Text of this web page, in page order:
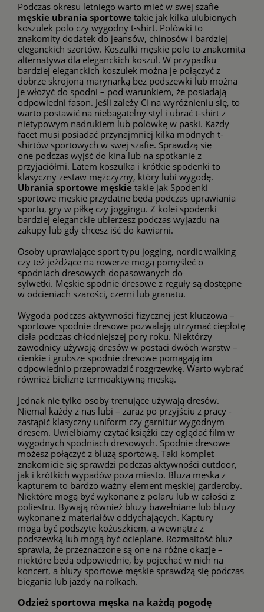
Podczas okresu letniego warto mieć w swej szafie
męskie ubrania sportowe takie jak kilka ulubionych
koszulek polo czy wygodny t-shirt. Polówki to
znakomity dodatek do jeansów, chinosów i bardziej
eleganckich szortów. Koszulki męskie polo to znakomita
alternatywa dla eleganckich koszul. W przypadku
bardziej eleganckich koszulek można je połączyć z
dobrze skrojoną marynarką bez podszewki lub można
je włożyć do spodni – pod warunkiem, że posiadają
odpowiedni fason. Jeśli zależy Ci na wyróżnieniu się, to
warto postawić na niebagatelny styl i ubrać t-shirt z
nietypowym nadrukiem lub polówkę w paski. Każdy
facet musi posiadać przynajmniej kilka modnych t-
shirtów sportowych w swej szafie. Sprawdzą się
one podczas wyjść do kina lub na spotkanie z
przyjaciółmi. Latem koszulka i krótkie spodenki to
klasyczny zestaw mężczyzny, który lubi wygodę.
Ubrania sportowe męskie takie jak Spodenki
sportowe męskie przydatne będą podczas uprawiania
sportu, gry w piłkę czy joggingu. Z kolei spodenki
bardziej eleganckie ubierzesz podczas wyjazdu na
zakupy lub gdy chcesz iść do kawiarni.
Osoby uprawiające sport typu jogging, nordic walking
czy też jeżdżące na rowerze mogą pomyśleć o
spodniach dresowych dopasowanych do
sylwetki. Męskie spodnie dresowe z reguły są dostępne
w odcieniach szarości, czerni lub granatu.
Wygoda podczas aktywności fizycznej jest kluczowa –
sportowe spodnie dresowe pozwalają utrzymać ciepłotę
ciała podczas chłodniejszej pory roku. Niektórzy
zawodnicy używają dresów w postaci dwóch warstw –
cienkie i grubsze spodnie dresowe pomagają im
odpowiednio przeprowadzić rozgrzewkę. Warto wybrać
również bieliznę termoaktywną męską.
Jednak nie tylko osoby trenujące używają dresów.
Niemal każdy z nas lubi – zaraz po przyjściu z pracy -
zastąpić klasyczny uniform czy garnitur wygodnym
dresem. Uwielbiamy czytać książki czy oglądać film w
wygodnych spodniach dresowych. Spodnie dresowe
możesz połączyć z bluzą sportową. Taki komplet
znakomicie się sprawdzi podczas aktywności outdoor,
jak i krótkich wypadów poza miasto. Bluza męska z
kapturem to bardzo ważny element męskiej garderoby.
Niektóre mogą być wykonane z polaru lub w całości z
poliestru. Bywają również bluzy bawełniane lub bluzy
wykonane z materiałów oddychających. Kaptury
mogą być podszyte kożuszkiem, a wewnątrz z
podszewką lub mogą być ocieplane. Rozmaitość bluz
sprawia, że przeznaczone są one na różne okazje –
niektóre będą odpowiednie, by pojechać w nich na
koncert, a bluzy sportowe męskie sprawdzą się podczas
biegania lub jazdy na rolkach.
Odzież sportowa męska na każdą pogodę